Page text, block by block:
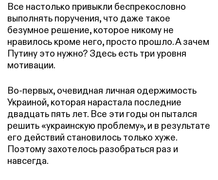
Все настолько привыкли беспрекословно
выполнять поручения, что даже такое
безумное решение, которое никому не
нравилось кроме него, просто прошло. А зачем
Путину это нужно? Здесь есть три уровня
мотивации.
Во-первых, очевидная личная одержимость
Украиной, которая нарастала последние
двадцать пять лет. Все эти годы он пытался
решить «украинскую проблему», и в результате
его действий становилось только хуже.
Поэтому захотелось разобраться раз и
навсегда.